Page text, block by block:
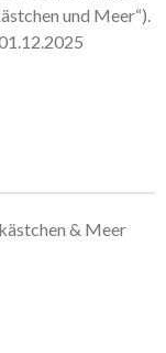
und Meer“).
& Meer